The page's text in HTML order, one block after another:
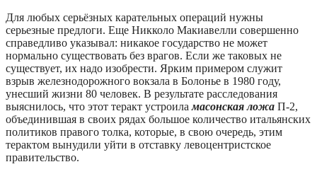
Для любых серьёзных карательных операций нужны
серьезные предлоги. Еще Никколо Макиавелли совершенно
справедливо указывал: никакое государство не может
нормально существовать без врагов. Если же таковых не
существует, их надо изобрести. Ярким примером служит
взрыв железнодорожного вокзала в Болонье в 1980 году,
унесший жизни 80 человек. В результате расследования
выяснилось, что этот теракт устроиламасонская ложа П-2,
объединившая в своих рядах большое количество итальянских
политиков правого толка, которые, в свою очередь, этим
терактом вынудили уйти в отставку левоцентристское
правительство.